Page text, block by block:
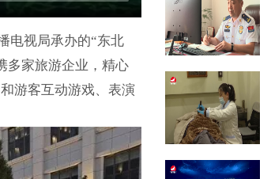
电视局承办的“东北
多家旅游企业，精心
游客互动游戏、表演